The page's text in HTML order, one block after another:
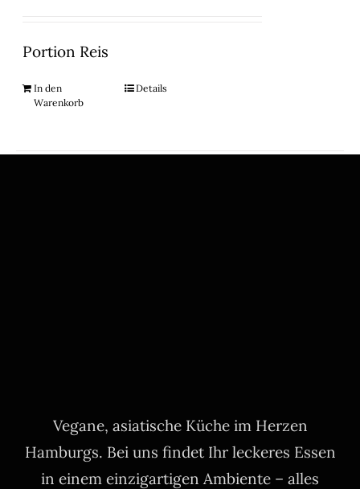
Portion Reis
In den
Warenkorb
Details
Vegane, asiatische Küche im Herzen
Hamburgs. Bei uns findet Ihr leckeres Essen
in einem einzigartigen Ambiente – alles